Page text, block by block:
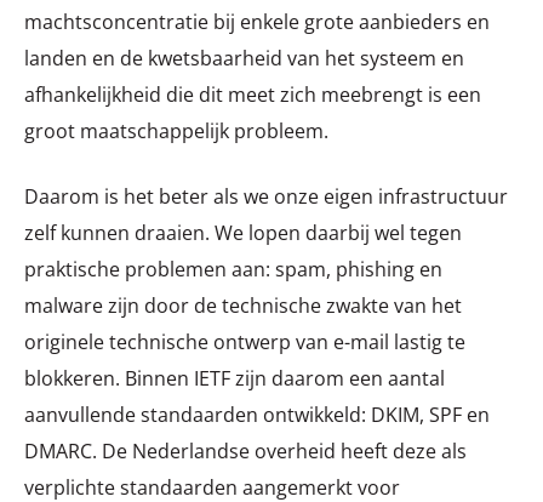
machtsconcentratie bij enkele grote aanbieders en
landen en de kwetsbaarheid van het systeem en
afhankelijkheid die dit meet zich meebrengt is een
groot maatschappelijk probleem.
Daarom is het beter als we onze eigen infrastructuur
zelf kunnen draaien. We lopen daarbij wel tegen
praktische problemen aan: spam, phishing en
malware zijn door de technische zwakte van het
originele technische ontwerp van e-mail lastig te
blokkeren. Binnen IETF zijn daarom een aantal
aanvullende standaarden ontwikkeld: DKIM, SPF en
DMARC. De Nederlandse overheid heeft deze als
verplichte standaarden aangemerkt voor